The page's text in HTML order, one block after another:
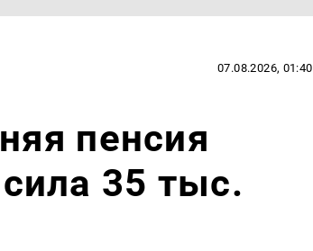
07.08.2026, 01:40
пенсия
35 тыс.